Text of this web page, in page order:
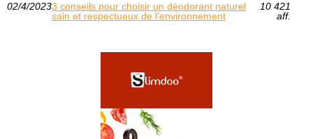
02/4/20233 conseils pour choisir un déodorant naturel
sain et respectueux de l'environnement
10 421
aff.